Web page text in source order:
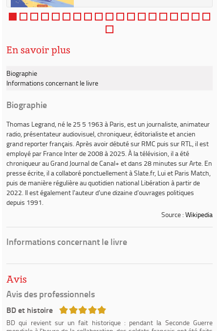
En savoir plus
Biographie
Informations concernant le livre
Biographie
Thomas Legrand, né le 25 5 1963 à Paris, est un journaliste, animateur
radio, présentateur audiovisuel, chroniqueur, éditorialiste et ancien
grand reporter français. Après avoir débuté sur RMC puis sur RTL, il est
employé par France Inter de 2008 à 2025. À la télévision, il a été
chroniqueur auGrand Journalde Canal+ et dans 28 minutes sur Arte. En
presse écrite, il a collaboré ponctuellement àSlate.fr, Lui et Paris Match,
puis de manière régulière au quotidien national Libération à partir de
2022. Il est également l'auteur d'une dizaine d'ouvrages politiques
depuis 1991.
Source : Wikipedia
Informations concernant le livre
Avis
Avis des professionnels
BD et histoire 5/5
BD qui revient sur un fait historique : pendant la Seconde Guerre